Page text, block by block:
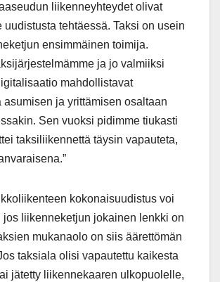
liikenneyhteydet olivat
uudistusta tehtäessä. Taksi on usein
ensimmäinen toimija.
ja jo valmiiksi
mahdollistavat
asumisen ja yrittämisen osaltaan
Sen vuoksi pidimme tiukasti
taksiliikennettä täysin vapauteta,
kokonaisuudistus voi
jos liikenneketjun jokainen lenkki on
mukanaolo on siis äärettömän
taksiala olisi vapautettu kaikesta
jätetty liikennekaaren ulkopuolelle,